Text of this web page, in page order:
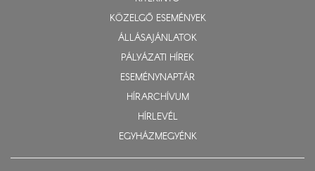
KÖZELGŐ ESEMÉNYEK
ÁLLÁSAJÁNLATOK
PÁLYÁZATI HÍREK
ESEMÉNYNAPTÁR
HÍRARCHÍVUM
HÍRLEVÉL
EGYHÁZMEGYÉNK